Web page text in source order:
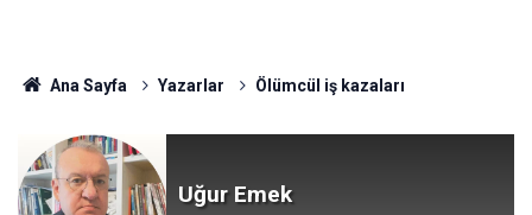
Ana Sayfa Yazarlar Ölümcül iş kazaları
Uğur Emek